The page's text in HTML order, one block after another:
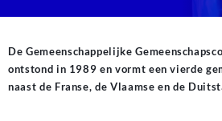
De Gemeenschappelijke
ontstond in 1989 en vormt een vierde
naast de Franse, de Vlaamse en de